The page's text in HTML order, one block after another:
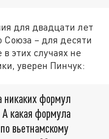
для двадцати лет
Союза – для десяти
этих случаях не
уверен Пинчук:
никаких формул
А какая формула
вьетнамскому